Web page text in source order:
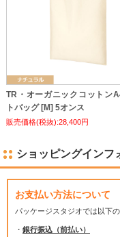
TR・オーガニックコットン
トバッグ [M] 5オンス
販売価格(税抜):28,400円
ショッピングインフ
お支払い方法について
パッケージスタジオでは以下
・ 銀行振込（前払い）